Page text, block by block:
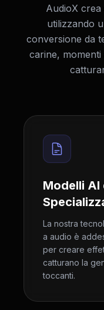
AudioX
utilizzando
conversione da
carine,
Modelli AI
La nostra
a audio è
per creare
catturano la
toccanti.